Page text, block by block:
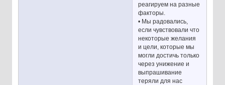
реагируем на разные
факторы.
• Мы радовались,
если чувствовали что
некоторые желания
и цели, которые мы
могли достичь только
через унижение и
выпрашивание
теряли для нас